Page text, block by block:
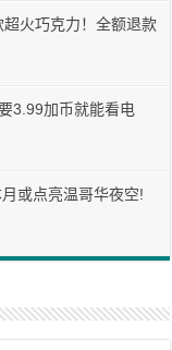
火巧克力！全额退款
3.99加币就能看电
或点亮温哥华夜空!